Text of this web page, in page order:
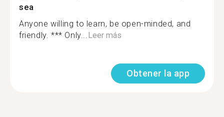
sea
Anyone willing to learn, be open-minded, and
friendly. *** Only...Leer más
Obtener la app